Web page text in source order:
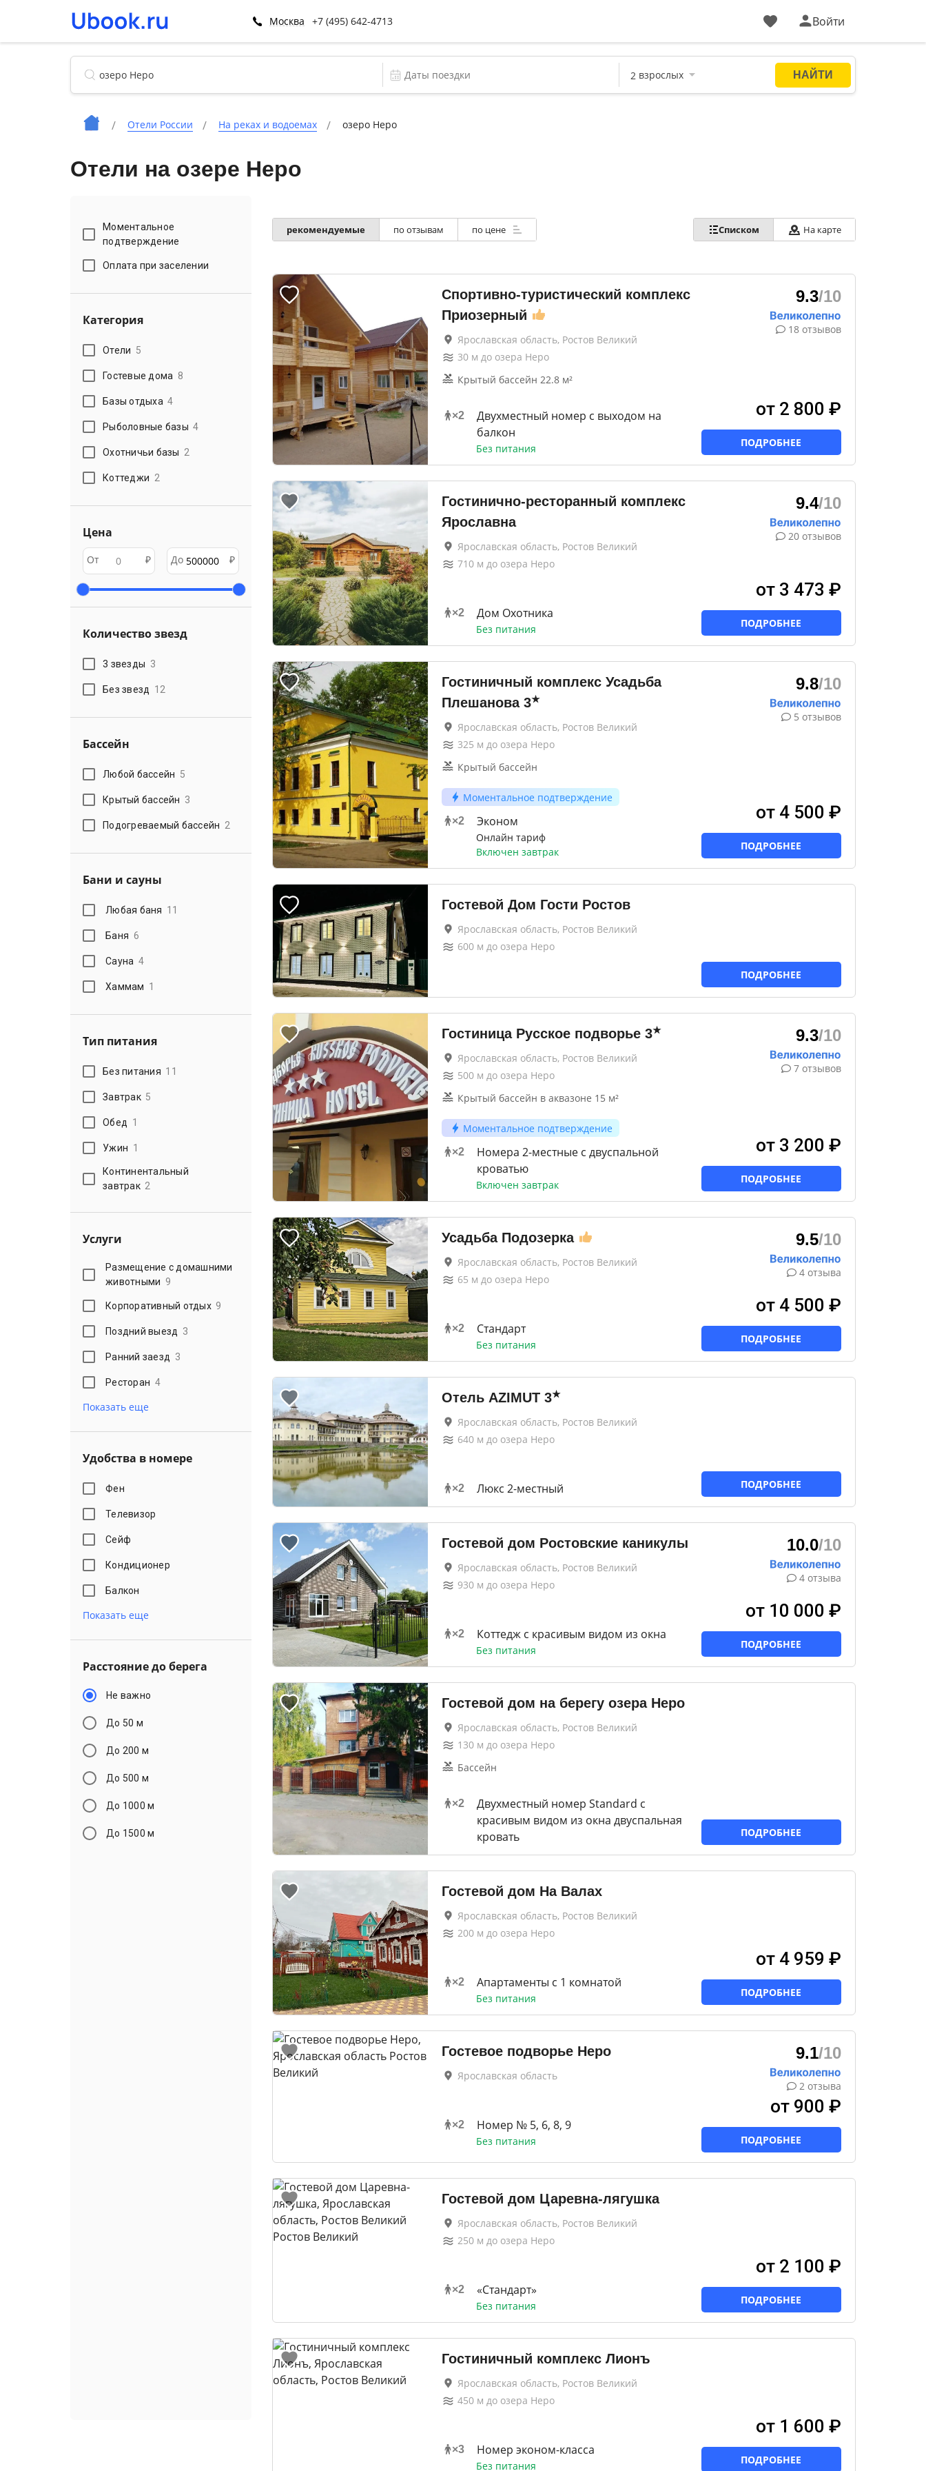
Москва +7 (495) 642-4713 Войти
Отели России На реках и водоемах озеро Неро
Отели на озере Неро
Моментальное
подтверждение
Оплата при заселении
Категория
Отели 5
Гостевые дома 8
Базы отдыха 4
Рыболовные базы 4
Охотничьи базы 2
Коттеджи 2
Цена
От ₽ До ₽
Количество звезд
3 звезды 3
Без звезд 12
Бассейн
Любой бассейн 5
Крытый бассейн 3
Подогреваемый бассейн 2
Бани и сауны
Любая баня 11
Баня 6
Сауна 4
Хаммам 1
Тип питания
Без питания 11
Завтрак 5
Обед 1
Ужин 1
Континентальный
завтрак 2
Услуги
Размещение с домашними
животными 9
Корпоративный отдых 9
Поздний выезд 3
Ранний заезд 3
Ресторан 4
Показать еще
Удобства в номере
Фен
Телевизор
Сейф
Кондиционер
Балкон
Показать еще
Расстояние до берега
Не важно
До 50 м
До 200 м
До 500 м
До 1000 м
До 1500 м
рекомендуемые по отзывам по цене Списком На карте
Спортивно-туристический комплекс
Приозерный
Ярославская область, Ростов Великий
30м до озера Неро
Крытый бассейн 22.8 м²
×2
Двухместный номер с выходом на
балкон
Без питания
9.3/10
18 отзывов
от 2 800 ₽
ПОДРОБНЕЕ
Гостинично-ресторанный комплекс
Ярославна
Ярославская область, Ростов Великий
710м до озера Неро
×2 Дом Охотника
Без питания
9.4/10
20 отзывов
от 3 473 ₽
ПОДРОБНЕЕ
Гостиничный комплекс Усадьба
Плешанова 3★
Ярославская область, Ростов Великий
325 м до озера Неро
Крытый бассейн
Моментальное подтверждение
×2 Эконом
Онлайн тариф
Включен завтрак
9.8/10
5 отзывов
от 4 500 ₽
ПОДРОБНЕЕ
Гостевой Дом Гости Ростов
Ярославская область, Ростов Великий
600м до озера Неро
ПОДРОБНЕЕ
Гостиница Русское подворье 3★
Ярославская область, Ростов Великий
500м до озера Неро
Крытый бассейн в аквазоне 15 м²
Моментальное подтверждение
×2
Номера 2-местные с двуспальной
кроватью
Включен завтрак
9.3/10
7 отзывов
от 3 200 ₽
ПОДРОБНЕЕ
Усадьба Подозерка
Ярославская область, Ростов Великий
65 м до озера Неро
×2 Стандарт
Без питания
9.5/10
4 отзыва
от 4 500 ₽
ПОДРОБНЕЕ
Отель AZIMUT 3★
Ярославская область, Ростов Великий
640м до озера Неро
×2 Люкс 2-местный ПОДРОБНЕЕ
Гостевой дом Ростовские каникулы
Ярославская область, Ростов Великий
930м до озера Неро
×2 Коттедж с красивым видом из окна
Без питания
10.0/10
4 отзыва
от 10 000 ₽
ПОДРОБНЕЕ
Гостевой дом на берегу озера Неро
Ярославская область, Ростов Великий
130м до озера Неро
Бассейн
×2
Двухместный номер Standard с
красивым видом из окна двуспальная
кровать
ПОДРОБНЕЕ
Гостевой дом На Валах
Ярославская область, Ростов Великий
200м до озера Неро
×2 Апартаменты c 1 комнатой
Без питания
от 4 959 ₽
ПОДРОБНЕЕ
Гостевое подворье Неро
Ярославская область
×2 Номер № 5, 6, 8, 9
Без питания
9.1/10
2 отзыва
от 900 ₽
ПОДРОБНЕЕ
Гостевой дом Царевна-лягушка
Ярославская область, Ростов Великий
250м до озера Неро
×2 «Стандарт»
Без питания
от 2 100 ₽
ПОДРОБНЕЕ
Гостиничный комплекс Лионъ
Ярославская область, Ростов Великий
450м до озера Неро
×3 Номер эконом-класса
Без питания
от 1 600 ₽
ПОДРОБНЕЕ